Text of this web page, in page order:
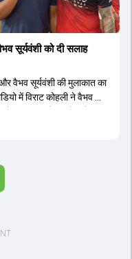
सूर्यवंशी को दी सलाह
वैभव सूर्यवंशी की मुलाकात का
में विराट कोहली ने वैभव को
गेम खत्म।' कोहली ने उन्हें खुद
देने की सलाह दी। आईपीएल
गए हैं और अगली वनडे सीरीज में